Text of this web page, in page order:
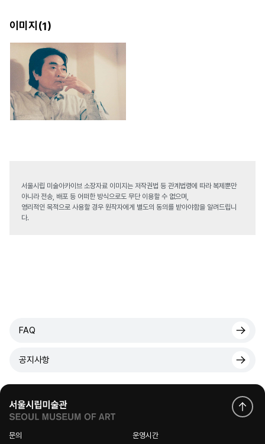
이미지(1)
서울시립 미술아카이브 소장자료 이미지는 저작권법 등 관계법령에 따라 복제뿐만
아니라 전송, 배포 등 어떠한 방식으로도 무단 이용할 수 없으며,
영리적인 목적으로 사용할 경우 원작자에게 별도의 동의를 받아야함을 알려드립니
다.
FAQ
공지사항
문의 운영시간